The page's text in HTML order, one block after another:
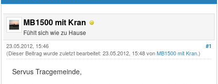
MB1500 mit Kran
Fühlt sich wie zu Hause
#1
23.05.2012, 15:46
(Dieser Beitrag wurde zuletzt bearbeitet: 23.05.2012, 15:48 vonMB1500 mit Kran.)
Servus Tracgemeinde,